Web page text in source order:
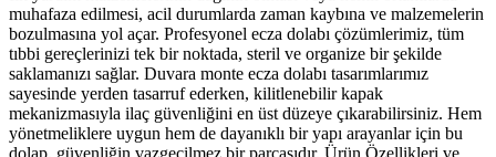
muhafaza edilmesi, acil durumlarda zaman kaybına ve malzemelerin
bozulmasına yol açar. Profesyonel ecza dolabı çözümlerimiz, tüm
tıbbi gereçlerinizi tek bir noktada, steril ve organize bir şekilde
saklamanızı sağlar. Duvara monte ecza dolabı tasarımlarımız
sayesinde yerden tasarruf ederken, kilitlenebilir kapak
mekanizmasıyla ilaç güvenliğini en üst düzeye çıkarabilirsiniz. Hem
yönetmeliklere uygun hem de dayanıklı bir yapı arayanlar için bu